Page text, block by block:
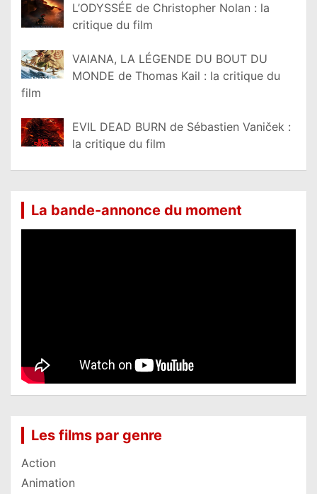
L’ODYSSÉE de Christopher Nolan : la
critique du film
VAIANA, LA LÉGENDE DU BOUT DU
MONDE de Thomas Kail : la critique du
film
EVIL DEAD BURN de Sébastien Vaniček :
la critique du film
La bande-annonce du moment
Les films par genre
Action
Animation